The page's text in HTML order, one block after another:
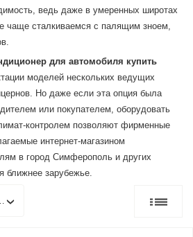
ведь даже в умеренных широтах
чаще сталкиваемся с палящим зноем,
для автомобиля купить
моделей нескольких ведущих
Но даже если эта опция была
или покупателем, оборудовать
контролем позволяют фирменные
интернет-магазином
в город Симферополь и других
ближнее зарубежье.